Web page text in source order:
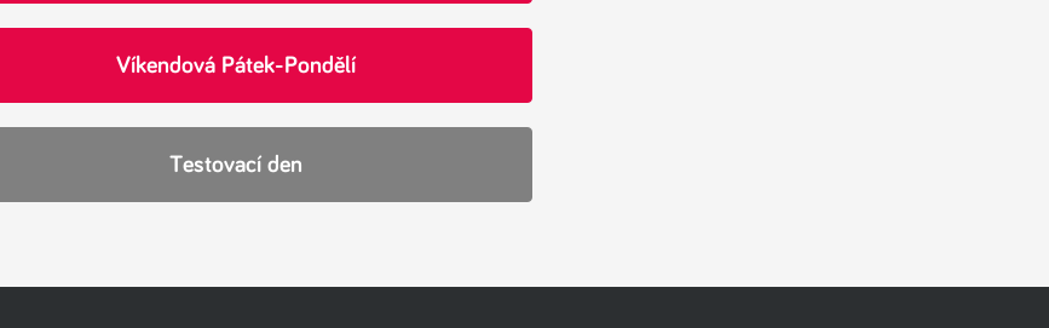
Víkendová Pátek-Pondělí
Testovací den